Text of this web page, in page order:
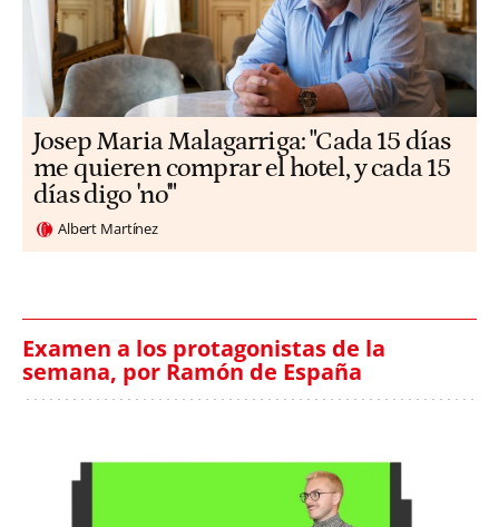
​​Josep Maria Malagarriga: "Cada 15 días
me quieren comprar el hotel, y cada 15
días digo 'no'"
Albert Martínez
Examen a los protagonistas de la
semana, por Ramón de España